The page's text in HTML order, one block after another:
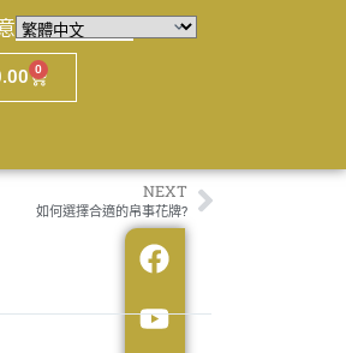
0
NEXT
如何選擇合適的帛事花牌?